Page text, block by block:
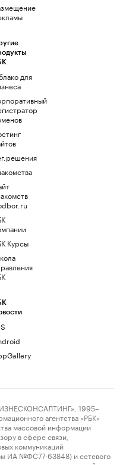
для
Курсы
1995–
агентства «РБК»
массовой информации
в сфере связи,
коммуникаций
ИА №ФС77-63848) и сетевого